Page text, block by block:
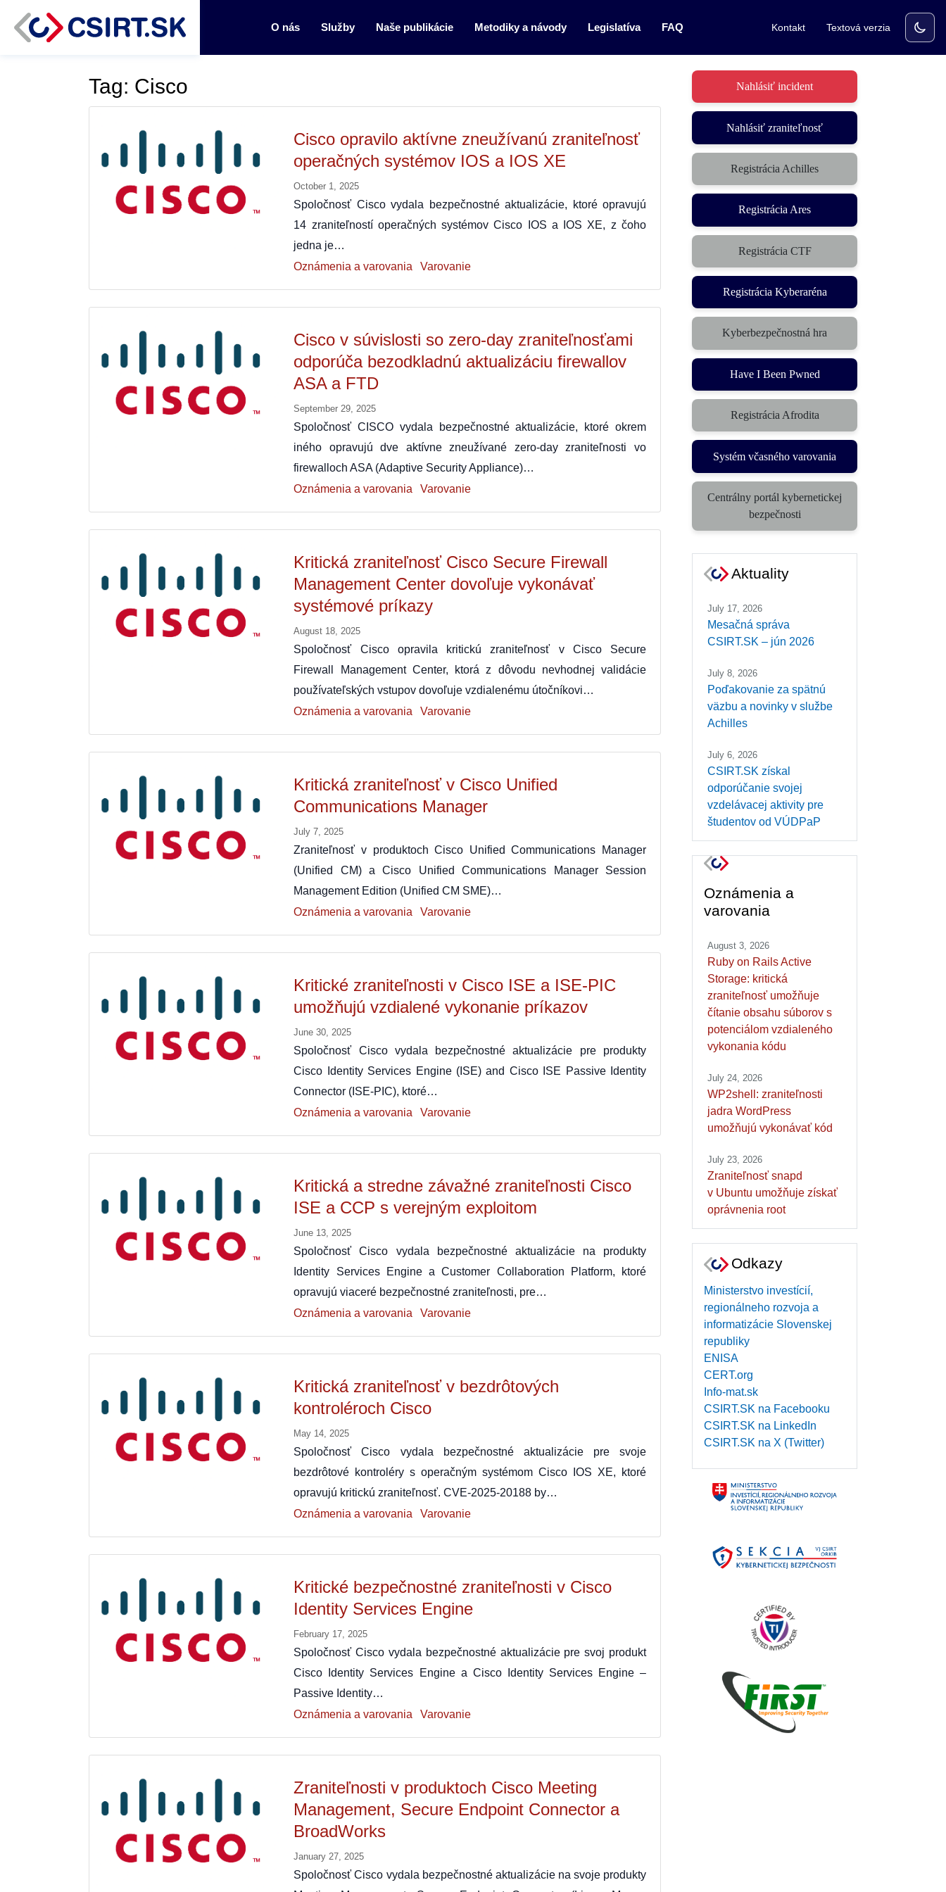
O nás Služby Naše publikácie Metodiky a návody Legislatíva FAQ Kontakt Textová verzia
Tag: Cisco
Cisco opravilo aktívne zneužívanú zraniteľnosť
operačných systémov IOS a IOS XE
October 1, 2025
Spoločnosť Cisco vydala bezpečnostné aktualizácie, ktoré opravujú
14 zraniteľností operačných systémov Cisco IOS a IOS XE, z čoho
jedna je…
Oznámenia a varovania
Varovanie
Cisco v súvislosti so zero-day zraniteľnosťami
odporúča bezodkladnú aktualizáciu firewallov
ASA a FTD
September 29, 2025
Spoločnosť CISCO vydala bezpečnostné aktualizácie, ktoré okrem
iného opravujú dve aktívne zneužívané zero-day zraniteľnosti vo
firewalloch ASA (Adaptive Security Appliance)…
Oznámenia a varovania
Varovanie
Kritická zraniteľnosť Cisco Secure Firewall
Management Center dovoľuje vykonávať
systémové príkazy
August 18, 2025
Spoločnosť Cisco opravila kritickú zraniteľnosť v Cisco Secure
Firewall Management Center, ktorá z dôvodu nevhodnej validácie
používateľských vstupov dovoľuje vzdialenému útočníkovi…
Oznámenia a varovania
Varovanie
Kritická zraniteľnosť v Cisco Unified
Communications Manager
July 7, 2025
Zraniteľnosť v produktoch Cisco Unified Communications Manager
(Unified CM) a Cisco Unified Communications Manager Session
Management Edition (Unified CM SME)…
Oznámenia a varovania
Varovanie
Kritické zraniteľnosti v Cisco ISE a ISE-PIC
umožňujú vzdialené vykonanie príkazov
June 30, 2025
Spoločnosť Cisco vydala bezpečnostné aktualizácie pre produkty
Cisco Identity Services Engine (ISE) and Cisco ISE Passive Identity
Connector (ISE-PIC), ktoré…
Oznámenia a varovania
Varovanie
Kritická a stredne závažné zraniteľnosti Cisco
ISE a CCP s verejným exploitom
June 13, 2025
Spoločnosť Cisco vydala bezpečnostné aktualizácie na produkty
Identity Services Engine a Customer Collaboration Platform, ktoré
opravujú viaceré bezpečnostné zraniteľnosti, pre…
Oznámenia a varovania
Varovanie
Kritická zraniteľnosť v bezdrôtových
kontroléroch Cisco
May 14, 2025
Spoločnosť Cisco vydala bezpečnostné aktualizácie pre svoje
bezdrôtové kontroléry s operačným systémom Cisco IOS XE, ktoré
opravujú kritickú zraniteľnosť. CVE-2025-20188 by…
Oznámenia a varovania
Varovanie
Kritické bezpečnostné zraniteľnosti v Cisco
Identity Services Engine
February 17, 2025
Spoločnosť Cisco vydala bezpečnostné aktualizácie pre svoj produkt
Cisco Identity Services Engine a Cisco Identity Services Engine –
Passive Identity…
Oznámenia a varovania
Varovanie
Zraniteľnosti v produktoch Cisco Meeting
Management, Secure Endpoint Connector a
BroadWorks
January 27, 2025
Spoločnosť Cisco vydala bezpečnostné aktualizácie na svoje produkty
Nahlásiť incident
Nahlásiť zraniteľnosť
Registrácia Achilles
Registrácia Ares
Registrácia CTF
(otvorí sa v novom okne)
Registrácia Kyberaréna
Kyberbezpečnostná hra
(otvorí sa v novom okne)
Have I Been Pwned
Registrácia Afrodita
Systém včasného varovania
(otvorí sa v novom okne)
Centrálny portál kybernetickej
bezpečnosti(otvorí sa v novom okne)
Aktuality
July 17, 2026
Mesačná správa
CSIRT.SK – jún 2026
July 8, 2026
Poďakovanie za spätnú
väzbu a novinky v službe
Achilles
July 6, 2026
CSIRT.SK získal
odporúčanie svojej
vzdelávacej aktivity pre
študentov od VÚDPaP
Oznámenia a
varovania
August 3, 2026
Ruby on Rails Active
Storage: kritická
zraniteľnosť umožňuje
čítanie obsahu súborov s
potenciálom vzdialeného
vykonania kódu
July 24, 2026
WP2shell: zraniteľnosti
jadra WordPress
umožňujú vykonávať kód
July 23, 2026
Zraniteľnosť snapd
v Ubuntu umožňuje získať
oprávnenia root
Odkazy
Ministerstvo investícií,
regionálneho rozvoja a
informatizácie Slovenskej
republiky
ENISA
CERT.org
Info-mat.sk
CSIRT.SK na Facebooku
CSIRT.SK na LinkedIn
CSIRT.SK na X (Twitter)